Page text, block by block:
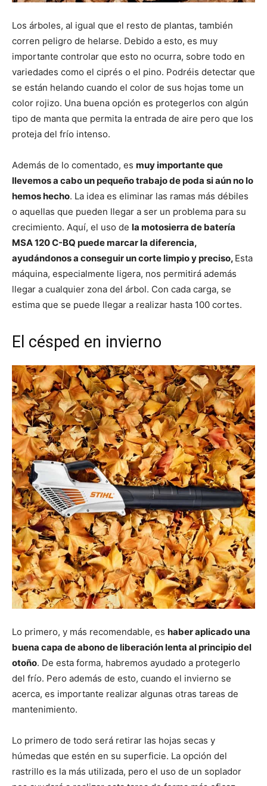
Los árboles, al igual que el resto de plantas, también
corren peligro de helarse. Debido a esto, es muy
importante controlar que esto no ocurra, sobre todo en
variedades como el ciprés o el pino. Podréis detectar que
se están helando cuando el color de sus hojas tome un
color rojizo. Una buena opción es protegerlos con algún
tipo de manta que permita la entrada de aire pero que los
proteja del frío intenso.
Además de lo comentado, es muy importante que
llevemos a cabo un pequeño trabajo de poda si aún no lo
hemos hecho. La idea es eliminar las ramas más débiles
o aquellas que pueden llegar a ser un problema para su
crecimiento. Aquí, el uso de la motosierra de batería
MSA 120 C-BQ puede marcar la diferencia,
ayudándonos a conseguir un corte limpio y preciso, Esta
máquina, especialmente ligera, nos permitirá además
llegar a cualquier zona del árbol. Con cada carga, se
estima que se puede llegar a realizar hasta 100 cortes.
El césped en invierno
Lo primero, y más recomendable, es haber aplicado una
buena capa de abono de liberación lenta al principio del
otoño. De esta forma, habremos ayudado a protegerlo
del frío. Pero además de esto, cuando el invierno se
acerca, es importante realizar algunas otras tareas de
mantenimiento.
Lo primero de todo será retirar las hojas secas y
húmedas que estén en su superficie. La opción del
rastrillo es la más utilizada, pero el uso de un soplador